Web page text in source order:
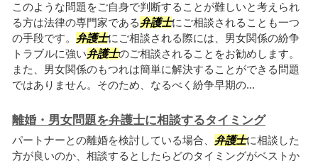
このような問題をご自身で判断することが難しいと考えられ
る方は法律の専門家である弁護士にご相談されることも一つ
の手段です。 弁護士にご相談される際には、男女関係の紛争
トラブルに強い弁護士のご相談されることをお勧めします。
また、男女関係のもつれは簡単に解決することができる問題
ではありません。そのため、なるべく紛争早期の...
離婚・男女問題を弁護士に相談するタイミング
パートナーとの離婚を検討している場合、 弁護士に相談した
方が良いのか、相談するとしたらどのタイミングがベストか